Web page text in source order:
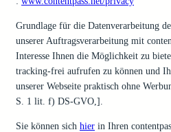
Grundlage für die Datenverarbeitung
unserer Auftragsverarbeitung mit
Interesse Ihnen die Möglichkeit zu
tracking-frei aufrufen zu können und
unserer Webseite praktisch ohne
S. 1 lit. f) DS-GVO,].
Sie können sich hier in Ihren